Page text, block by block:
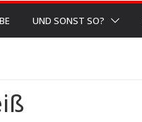
UND SONST SO?